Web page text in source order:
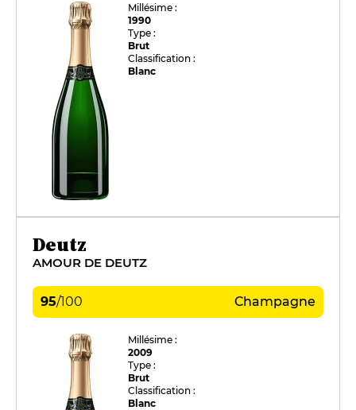
Millésime :
1990
Type :
Brut
Classification :
Blanc
Deutz
AMOUR DE DEUTZ
95/100 Champagne
Millésime :
2009
Type :
Brut
Classification :
Blanc